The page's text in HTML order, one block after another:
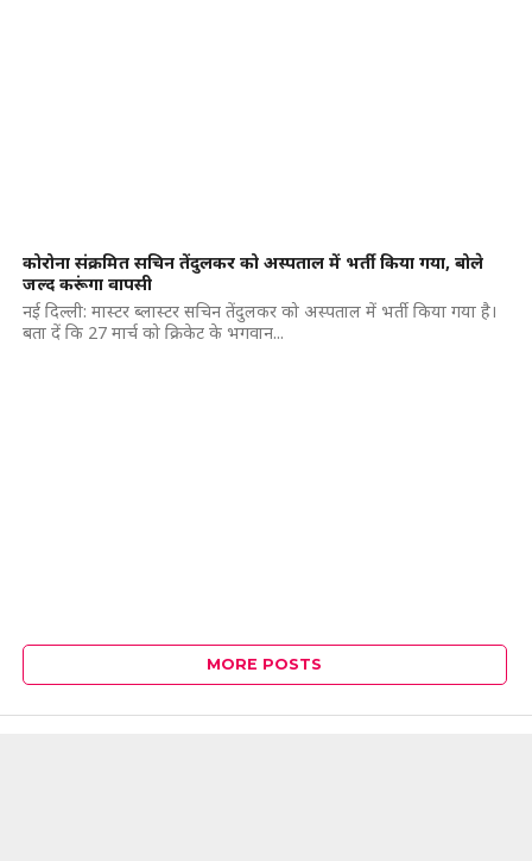
कोरोना संक्रमित सचिन तेंदुलकर को अस्पताल में भर्ती किया गया, बोले
जल्द करूंगा वापसी
नई दिल्ली: मास्टर ब्लास्टर सचिन तेंदुलकर को अस्पताल में भर्ती किया गया है।
बता दें कि 27 मार्च को क्रिकेट के भगवान...
MORE POSTS